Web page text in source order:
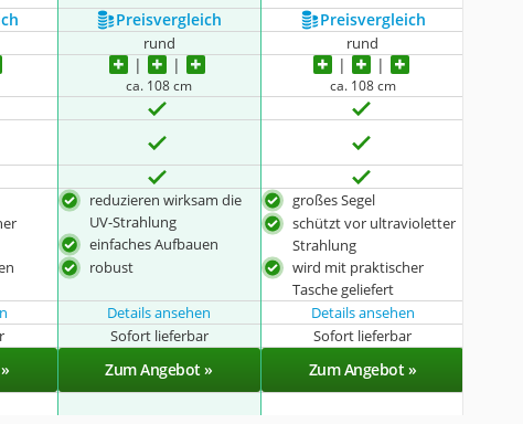
Preis­vergleich Preis­vergleich
rund
rund
ca. 108 cm ca. 108 cm
reduzieren wirksam die
UV-Strahlung
einfaches Aufbauen
robust
großes Segel
schützt vor ultravioletter
Strahlung
wird mit praktischer
Tasche geliefert
Details ansehen
Details ansehen
Sofort lieferbar
Sofort lieferbar
Zum Angebot » Zum Angebot »